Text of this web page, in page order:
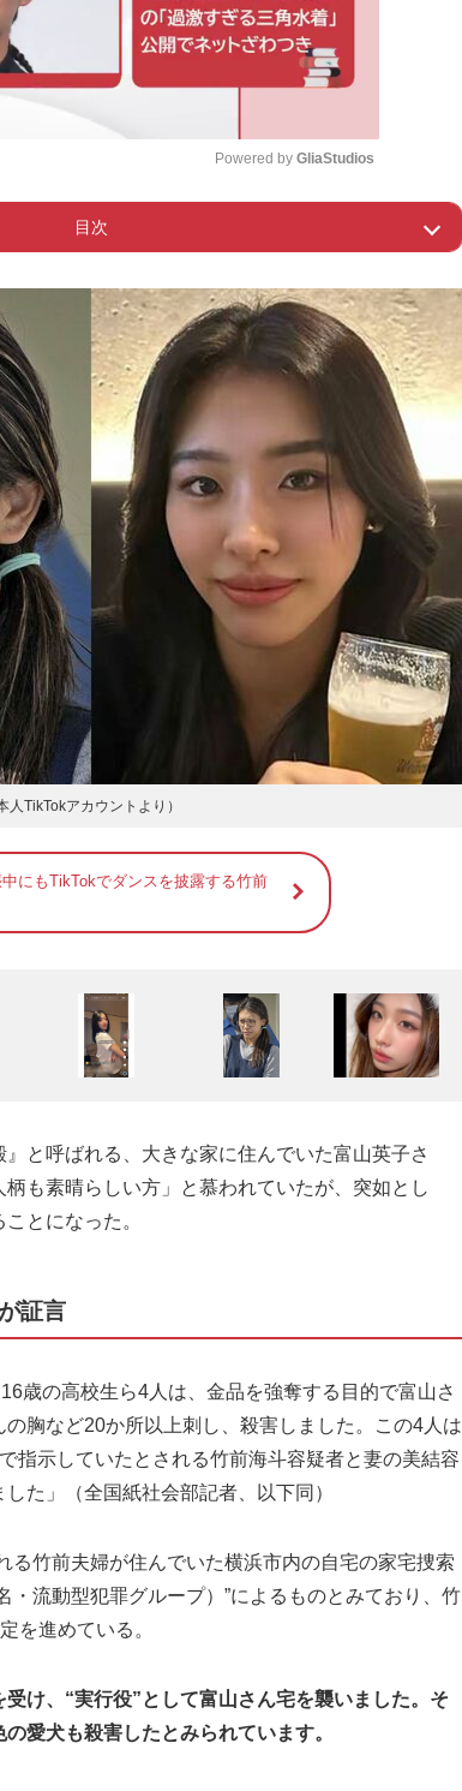
t
Powered by GliaStudios
目次
者を知る人が証言
TikTokアカウントより）
中にもTikTokでダンスを披露する竹前
と呼ばれる、大きな家に住んでいた富山英子さ
も素晴らしい方」と慕われていたが、突如とし
とになった。
証言
歳の高校生ら4人は、金品を強奪する目的で富山さ
胸など20か所以上刺し、殺害しました。この4人は
指示していたとされる竹前海斗容疑者と妻の美結容
た」（全国紙社会部記者、以下同）
る竹前夫婦が住んでいた横浜市内の自宅の家宅捜索
・流動型犯罪グループ）”によるものとみており、竹
を進めている。
受け、“実行役”として富山さん宅を襲いました。そ
愛犬も殺害したとみられています。